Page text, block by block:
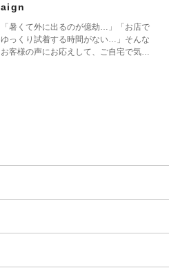
aign
「暑くて外に出るのが億劫…」「お店で
ゆっくり試着する時間がない…」そんな
お客様の声にお応えして、ご自宅で気軽
いお気に入りを見つけてみませんか？
アウトレット商品は対象外です。 ※商